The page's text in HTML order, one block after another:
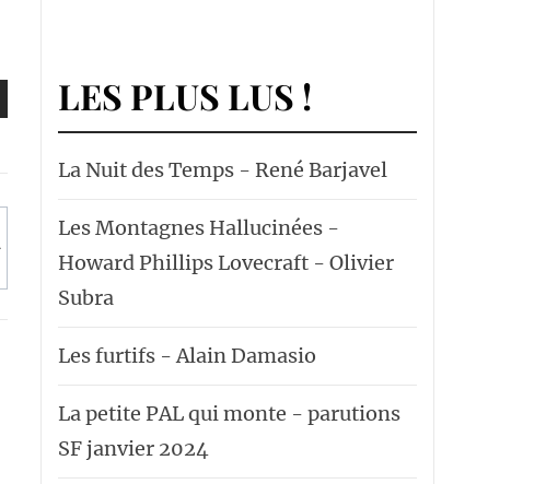
LES PLUS LUS !
La Nuit des Temps - René Barjavel
Les Montagnes Hallucinées -
Howard Phillips Lovecraft - Olivier
Subra
Les furtifs - Alain Damasio
La petite PAL qui monte - parutions
SF janvier 2024